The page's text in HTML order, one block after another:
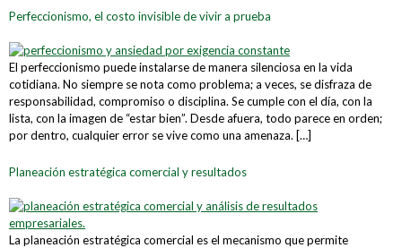
Perfeccionismo, el costo invisible de vivir a prueba
El perfeccionismo puede instalarse de manera silenciosa en la vida
cotidiana. No siempre se nota como problema; a veces, se disfraza de
responsabilidad, compromiso o disciplina. Se cumple con el día, con la
lista, con la imagen de “estar bien”. Desde afuera, todo parece en orden;
por dentro, cualquier error se vive como una amenaza. […]
Planeación estratégica comercial y resultados
La planeación estratégica comercial es el mecanismo que permite